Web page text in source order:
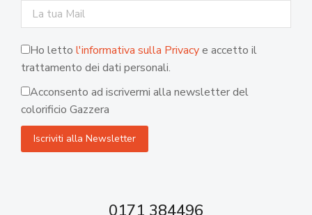
Ho letto l'informativa sulla Privacye accetto il
trattamento dei dati personali.
Acconsento ad iscrivermi alla newsletter del
colorificio Gazzera